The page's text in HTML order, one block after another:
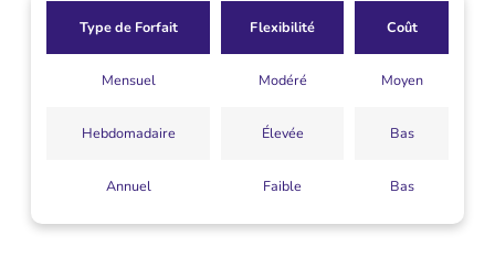
Type de Forfait Flexibilité Coût
Mensuel Modéré Moyen
Hebdomadaire Élevée Bas
Annuel Faible Bas